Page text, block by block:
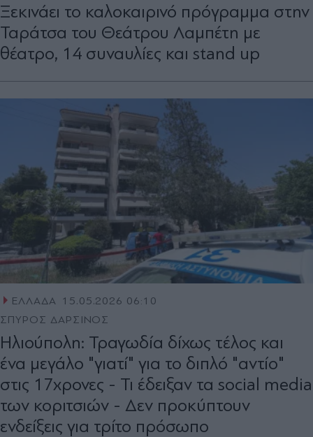
Ξεκινάει το καλοκαιρινό πρόγραμμα στην
Ταράτσα του Θεάτρου Λαμπέτη με
θέατρο, 14 συναυλίες και stand up
ΕΛΛΑΔΑ
15.05.2026 06:10
ΣΠΥΡΟΣ ΔΑΡΣΙΝΟΣ
Ηλιούπολη: Τραγωδία δίχως τέλος και
ένα μεγάλο "γιατί" για το διπλό "αντίο"
στις 17χρονες - Τι έδειξαν τα social media
των κοριτσιών - Δεν προκύπτουν
ενδείξεις για τρίτο πρόσωπο